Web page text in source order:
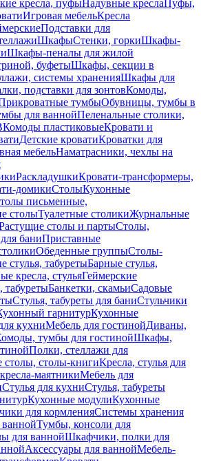
кресла, пуфыНадувные креслаПуфы,
Игровая мебельКресла
Подставки для
ШкафыСтенки, горкиШкафы-
Шкафы-пеналы для жилой
буфетыШкафы, секции в
системы храненияШкафы для
подставки для зонтовКомоды,
тумбыОбувницы, тумбы в
для ваннойПеленальные столики,
Комоды пластиковыеКровати и
Детские кроватиКроватки для
мебельНаматрасники, чехлы на
РаскладушкиКровати-трансформеры,
домикиСтолыКухонные
письменные,
столыТуалетные столикиЖурнальные
столы и партыСтолы,
баниПриставные
Обеденные группыСтолы-
стулья, табуретыБарные стулья,
кресла, стульяГеймерские
табуретыБанкетки, скамьиСадовые
Стулья, табуреты для баниСтульчики
гарнитурКухонные
кухниМебель для гостинойДиваны,
тумбы для гостинойШкафы,
Полки, стеллажи для
столы-книгиКресла, стулья для
маятникиМебель для
Стулья для кухниСтулья, табуреты
Кухонные модулиКухонные
для кормленияСистемы хранения
Тумбы, консоли для
для ваннойШкафчики, полки для
Аксессуары для ваннойМебель-